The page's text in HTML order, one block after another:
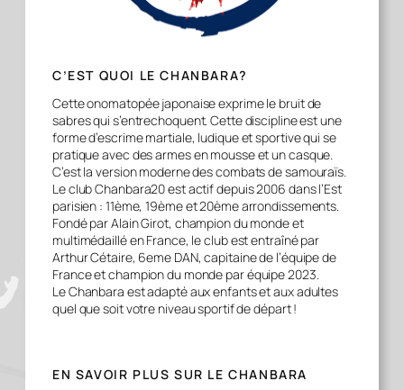
C’EST QUOI LE CHANBARA?
Cette onomatopée japonaise exprime le bruit de
sabres qui s’entrechoquent. Cette discipline est une
forme d’escrime martiale, ludique et sportive qui se
pratique avec des armes en mousse et un casque.
C’est la version moderne des combats de samouraïs.
Le club Chanbara20 est actif depuis 2006 dans l’Est
parisien : 11ème, 19ème et 20ème arrondissements.
Fondé par Alain Girot, champion du monde et
multimédaillé en France, le club est entraîné par
Arthur Cétaire, 6eme DAN, capitaine de l’équipe de
France et champion du monde par équipe 2023.
Le Chanbara est adapté aux enfants et aux adultes
quel que soit votre niveau sportif de départ !
EN SAVOIR PLUS SUR LE CHANBARA